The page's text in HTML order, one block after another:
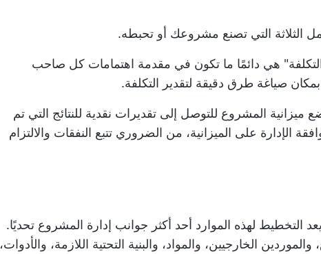
الثلاثة التي تصنع مشروعك أو تحبطه.
هي دائمًا ما تكون في مقدمة اهتمامات كل صاحب
صياغة طرق دقيقة لتقدير التكلفة.
المشروع للتوصل إلى تقديرات نقدية للنتائج التي تم
الإدارة على الميزانية، من الضروري تتبع النفقات والالتزام
التخطيط لهذه الموارد أحد أكثر جوانب إدارة المشروع تحديًا.
الخارجيين، والمواد، والبنية التحتية اللازمة، والأدوات،